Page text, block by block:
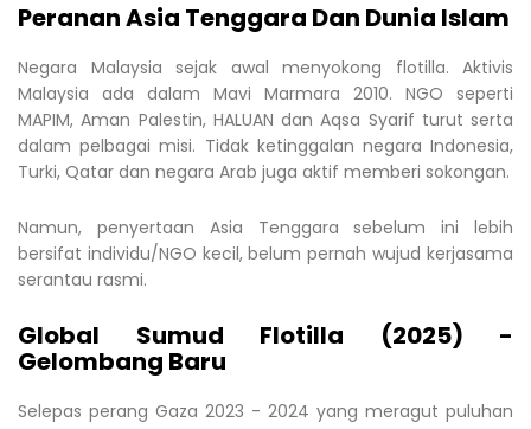
Peranan Asia Tenggara Dan Dunia Islam
Negara Malaysia sejak awal menyokong flotilla. Aktivis
Malaysia ada dalam Mavi Marmara 2010. NGO seperti
MAPIM, Aman Palestin, HALUAN dan Aqsa Syarif turut serta
dalam pelbagai misi. Tidak ketinggalan negara Indonesia,
Turki, Qatar dan negara Arab juga aktif memberi sokongan.
Namun, penyertaan Asia Tenggara sebelum ini lebih
bersifat individu/NGO kecil, belum pernah wujud kerjasama
serantau rasmi.
Global Sumud Flotilla (2025) -
Gelombang Baru
Selepas perang Gaza 2023 - 2024 yang meragut puluhan